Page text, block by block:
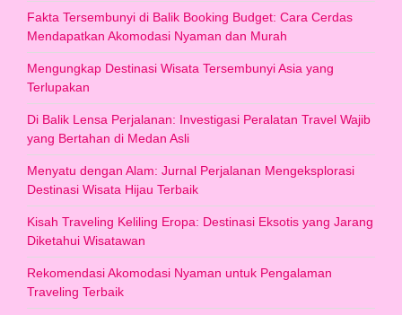
Fakta Tersembunyi di Balik Booking Budget: Cara Cerdas
Mendapatkan Akomodasi Nyaman dan Murah
Mengungkap Destinasi Wisata Tersembunyi Asia yang
Terlupakan
Di Balik Lensa Perjalanan: Investigasi Peralatan Travel Wajib
yang Bertahan di Medan Asli
Menyatu dengan Alam: Jurnal Perjalanan Mengeksplorasi
Destinasi Wisata Hijau Terbaik
Kisah Traveling Keliling Eropa: Destinasi Eksotis yang Jarang
Diketahui Wisatawan
Rekomendasi Akomodasi Nyaman untuk Pengalaman
Traveling Terbaik